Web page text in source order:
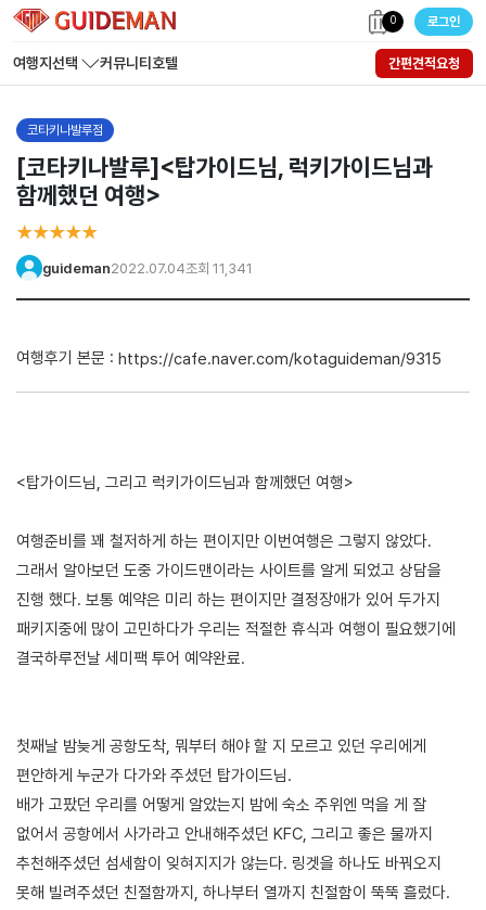
0 로그인
여행지선택 커뮤니티 호텔 간편견적요청
코타키나발루점
[코타키나발루]<탑가이드님, 럭키가이드님과
함께했던 여행>
★★★★★
guideman2022.07.04조회 11,341
여행후기 본문 : https://cafe.naver.com/kotaguideman/9315
<탑가이드님, 그리고 럭키가이드님과 함께했던 여행>
여행준비를 꽤 철저하게 하는 편이지만 이번여행은 그렇지 않았다.
그래서 알아보던 도중 가이드맨이라는 사이트를 알게 되었고 상담을
진행 했다. 보통 예약은 미리 하는 편이지만 결정장애가 있어 두가지
패키지중에 많이 고민하다가 우리는 적절한 휴식과 여행이 필요했기에
결국하루전날 세미팩 투어 예약완료.
첫째날 밤늦게 공항도착, 뭐부터 해야 할 지 모르고 있던 우리에게
편안하게 누군가 다가와 주셨던 탑가이드님.
배가 고팠던 우리를 어떻게 알았는지 밤에 숙소 주위엔 먹을 게 잘
없어서 공항에서 사가라고 안내해주셨던 KFC, 그리고 좋은 물까지
추천해주셨던 섬세함이 잊혀지지가 않는다. 링겟을 하나도 바꿔오지
못해 빌려주셨던 친절함까지, 하나부터 열까지 친절함이 뚝뚝 흘렀다.